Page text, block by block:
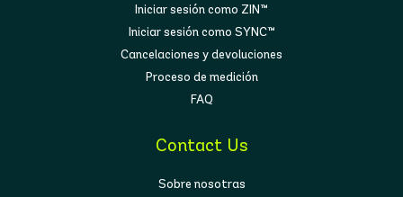
Iniciar sesión como ZIN™
Iniciar sesión como SYNC™
Cancelaciones y devoluciones
Proceso de medición
FAQ
Contact Us
Sobre nosotras